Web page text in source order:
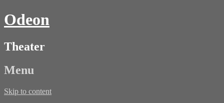
Odeon
Theater
Menu
Skip to content